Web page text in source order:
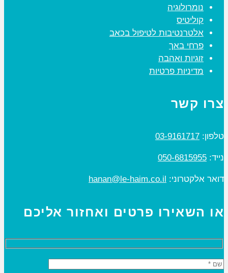
נומרולוגיה
קוליטיס
אלטרנטיבות לטיפול בכאב
פרחי באך
זוגיות ואהבה
מדיניות פרטיות
צרו קשר
טלפון: 03-9161717
נייד: 050-6815955
דואר אלקטרוני: hanan@le-haim.co.il
או השאירו פרטים ואחזור אליכם